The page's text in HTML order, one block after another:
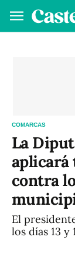
COMARCAS
La
contra
El
los días 13 y